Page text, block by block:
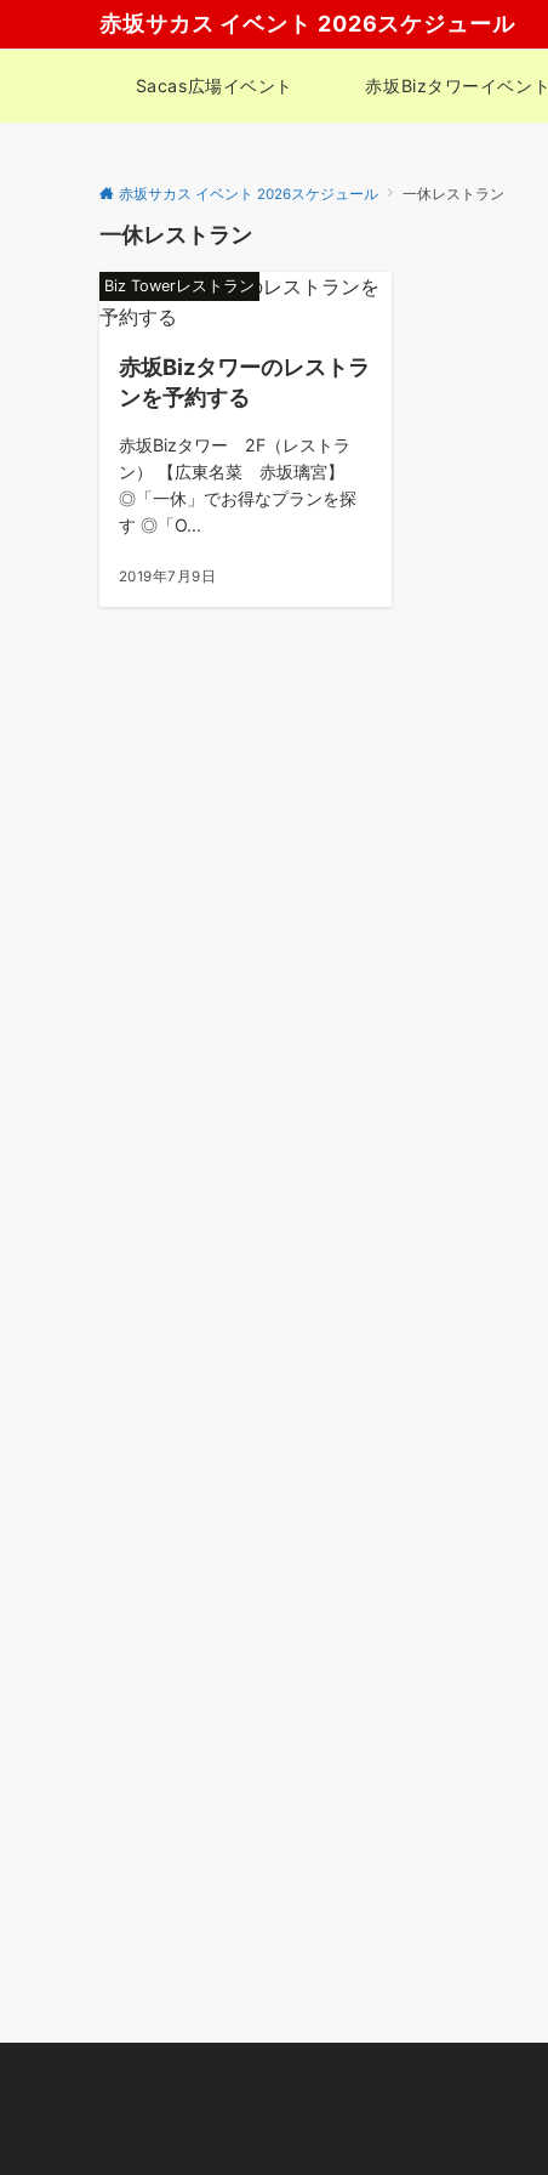
赤坂サカス イベント 2026スケジュール
Sacas広場イベント 赤坂Bizタワーイベント
赤坂サカス イベント 2026スケジュール 一休レストラン
一休レストラン
Biz Towerレストラン
赤坂Bizタワーのレストラ
ンを予約する
赤坂Bizタワー 2F（レストラ
ン） 【広東名菜 赤坂璃宮】
◎「一休」でお得なプランを探
す ◎「O...
2019年7月9日